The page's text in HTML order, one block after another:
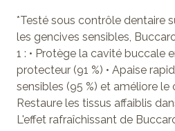
*Testé sous contrôle dentaire
les gencives sensibles,
1 : • Protège la cavité buccale
protecteur (91 %) • Apaise
sensibles (95 %) et améliore le
Restaure les tissus affaiblis
L'effet rafraîchissant de